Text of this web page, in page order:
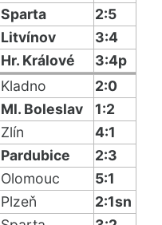
Sparta
2:5
Litvínov
3:4
Hr. Králové
3:4p
Kladno
2:0
Ml. Boleslav
1:2
Zlín
4:1
Pardubice
2:3
Olomouc
5:1
Plzeň
2:1sn